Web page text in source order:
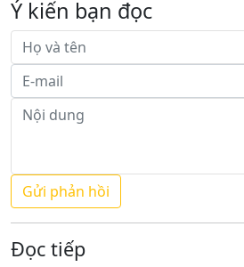
Ý kiến bạn đọc
Đọc tiếp